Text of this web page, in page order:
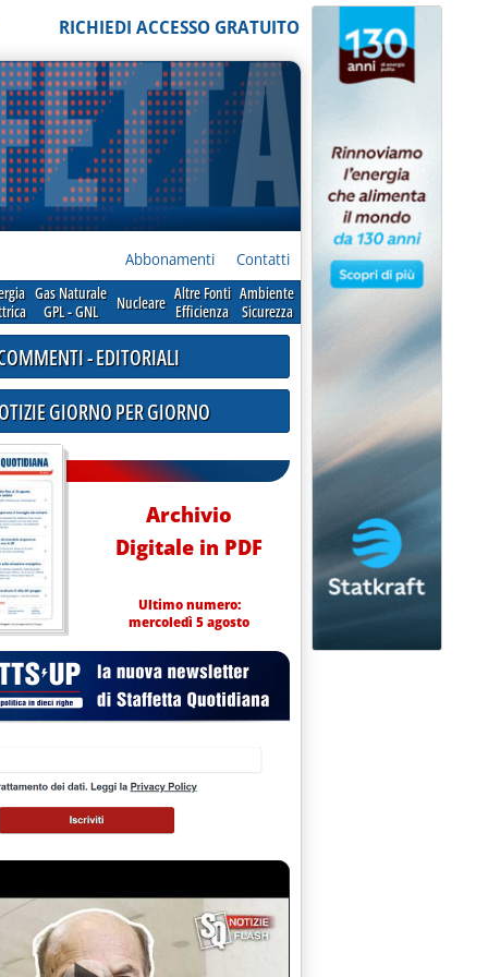
RICHIEDI ACCESSO GRATUITO
Abbonamenti Contatti
Gas Naturale
GPL - GNL
Nucleare Altre Fonti
Efficienza
Ambiente
Sicurezza
- EDITORIALI
GIORNO PER GIORNO
Archivio
Digitale in PDF
Ultimo numero:
mercoledì 5 agosto